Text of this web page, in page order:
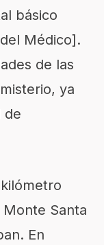
básico
Médico].
de las
ya
de
Santa
En